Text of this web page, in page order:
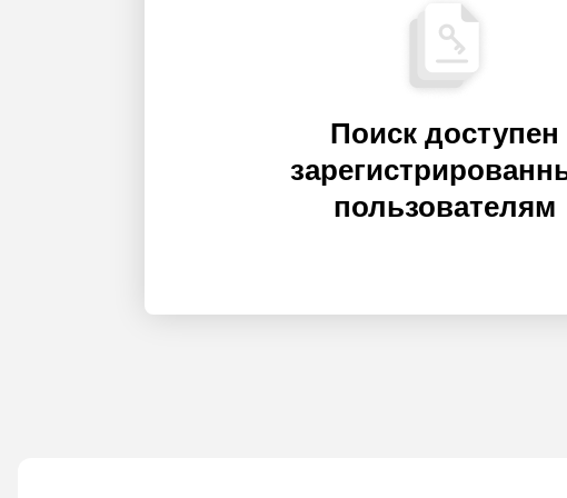
Поиск доступен
пользователям